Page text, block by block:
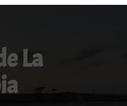
La